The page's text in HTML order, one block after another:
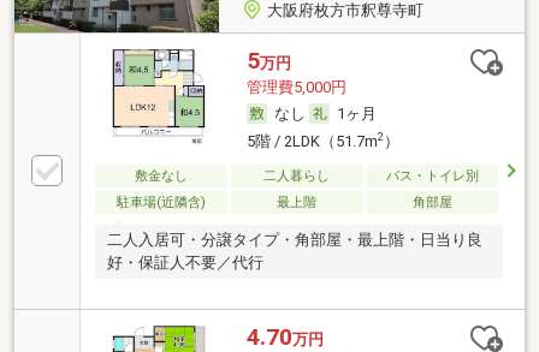
大阪府枚方市釈尊寺町
5万円
管理費5,000円
なし
1ヶ月
5階 / 2LDK（51.7m2）
敷金なし 二人暮らし
バス・トイレ別
駐車場(近隣含)
最上階 角部屋
二人入居可・分譲タイプ・角部屋・最上階・日当り良
好・保証人不要／代行
4.70万円